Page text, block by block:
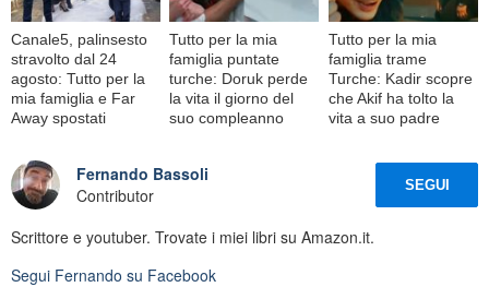
Canale5, palinsesto
stravolto dal 24
agosto: Tutto per la
mia famiglia e Far
Away spostati
Tutto per la mia
famiglia puntate
turche: Doruk perde
la vita il giorno del
suo compleanno
Tutto per la mia
famiglia trame
Turche: Kadir scopre
che Akif ha tolto la
vita a suo padre
Fernando Bassoli
Contributor
SEGUI
Scrittore e youtuber. Trovate i miei libri su Amazon.it.
Segui Fernando su Facebook